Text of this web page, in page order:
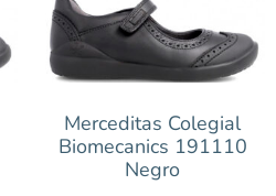
Merceditas Colegial
Biomecanics 191110
Negro